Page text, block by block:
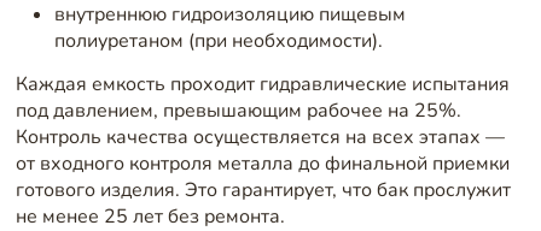
внутреннюю гидроизоляцию пищевым
полиуретаном (при необходимости).
Каждая емкость проходит гидравлические испытания
под давлением, превышающим рабочее на 25%.
Контроль качества осуществляется на всех этапах —
от входного контроля металла до финальной приемки
готового изделия. Это гарантирует, что бак прослужит
не менее 25 лет без ремонта.